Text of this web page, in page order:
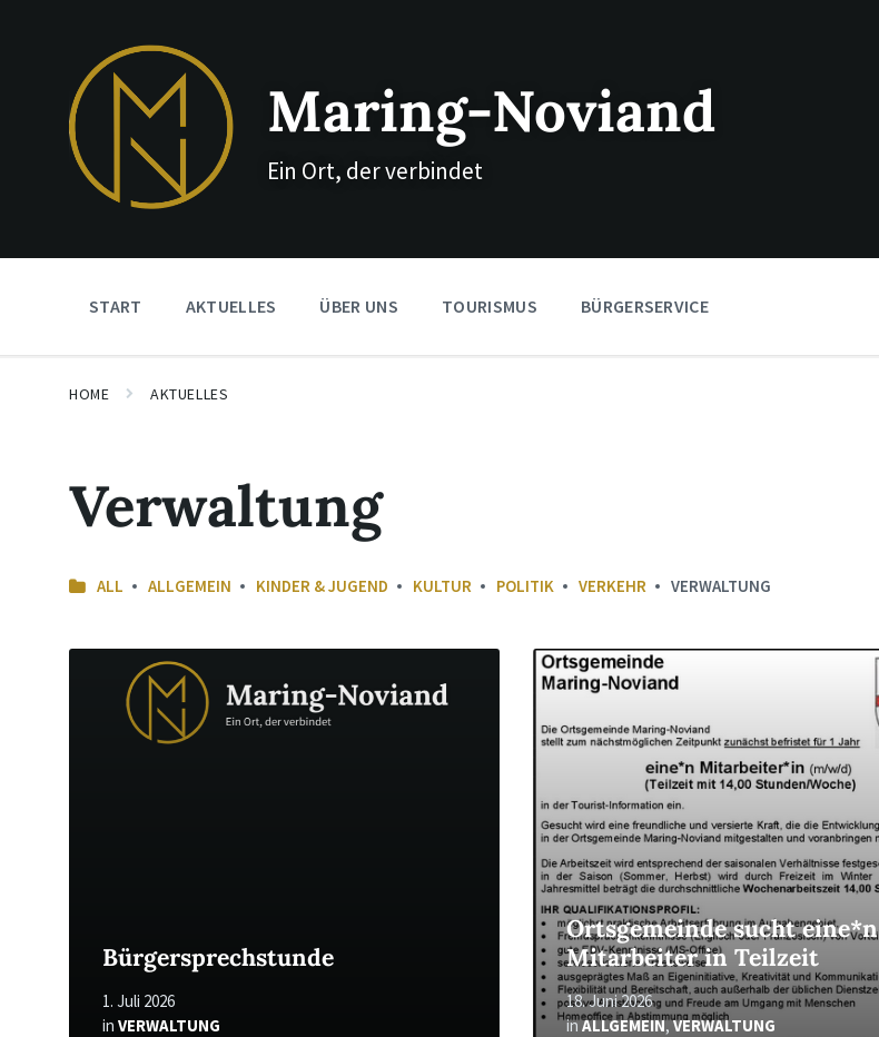
Maring-Noviand
Ein Ort, der verbindet
START AKTUELLES ÜBER UNS TOURISMUS BÜRGERSERVICE
HOME AKTUELLES
Verwaltung
ALL ALLGEMEIN KINDER & JUGEND KULTUR POLITIK VERKEHR VERWALTUNG
Bürgersprechstunde
1. Juli 2026
in VERWALTUNG
Read
Ortsgemeinde sucht eine*n
Mitarbeiter in Teilzeit
18. Juni 2026
inALLGEMEIN,VERWALTUNG
Read
More